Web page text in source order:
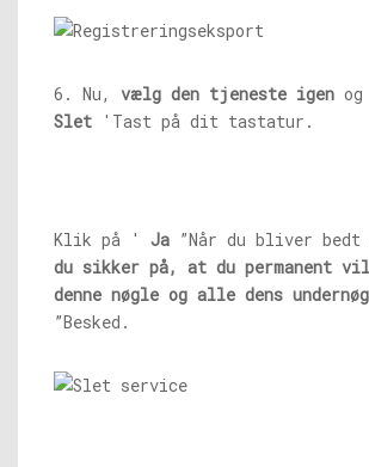
6. Nu, vælg den tjeneste igen
Slet 'Tast på dit tastatur.
Klik på ' Ja ”Når du bliver bedt
du sikker på, at du permanent
denne nøgle og alle dens
”Besked.